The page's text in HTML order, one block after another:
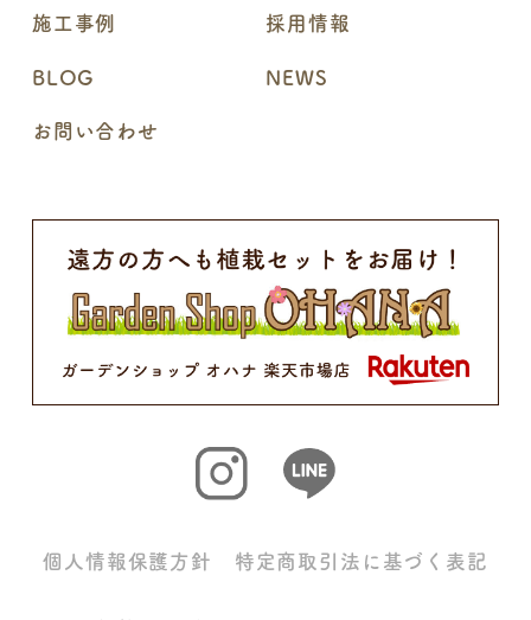
施工事例 採用情報
BLOG NEWS
お問い合わせ
個人情報保護方針 特定商取引法に基づく表記